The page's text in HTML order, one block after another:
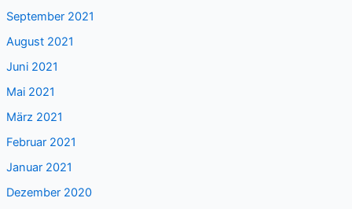
September 2021
August 2021
Juni 2021
Mai 2021
März 2021
Februar 2021
Januar 2021
Dezember 2020